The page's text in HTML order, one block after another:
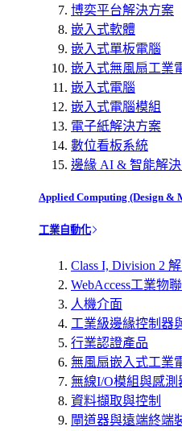
博奕平台解決方案
嵌入式軟體
嵌入式單板電腦
嵌入式無風扇工業
嵌入式電腦
嵌入式電腦模組
電子紙解決方案
數位看板系統
邊緣 AI & 智能解
Applied Computing (Design &
工業自動化
Class I, Division 2
WebAccess工業物
人機介面
工業級邊緣控制器
行業認證產品
無風扇嵌入式工業
無線I/O模組與感測
資料擷取與控制
閘道器與遠端終端